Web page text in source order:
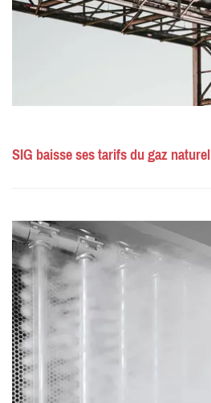
SIG baisse ses tarifs du gaz naturel